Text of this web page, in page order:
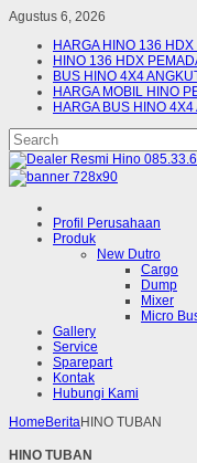
Agustus 6, 2026
HARGA HINO 136
HINO 136 HDX
BUS HINO 4X4
HARGA MOBIL HINO
HARGA BUS HINO
Profil Perusahaan
Produk
New Dutro
Cargo
Dump
Mixer
Micro
Gallery
Service
Sparepart
Kontak
Hubungi Kami
Home BeritaHINO TUBAN
HINO TUBAN